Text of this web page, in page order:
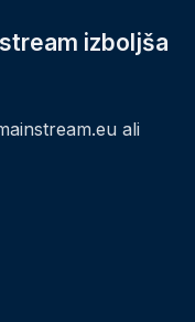
izboljša
ali